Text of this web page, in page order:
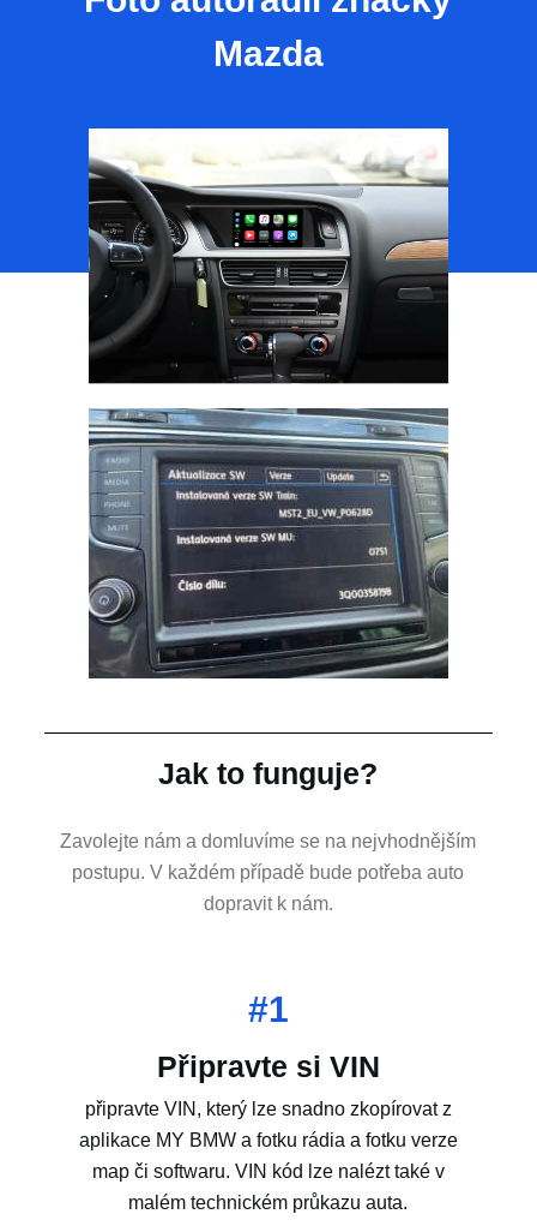
Mazda
Jak to funguje?
Zavolejte nám a domluvíme se na nejvhodnějším
postupu. V každém případě bude potřeba auto
dopravit k nám.
#1
Připravte si VIN
připravte VIN, který lze snadno zkopírovat z
aplikace MY BMW a fotku rádia a fotku verze
map či softwaru. VIN kód lze nalézt také v
malém technickém průkazu auta.